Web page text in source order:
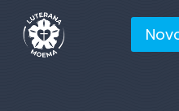
para